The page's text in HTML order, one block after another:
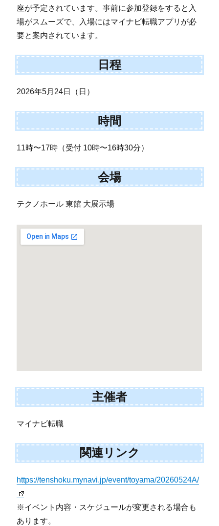
座が予定されています。事前に参加登録をすると入
場がスムーズで、入場にはマイナビ転職アプリが必
要と案内されています。
日程
2026年5月24日（日）
時間
11時〜17時（受付 10時〜16時30分）
会場
テクノホール 東館 大展示場
主催者
マイナビ転職
関連リンク
https://tenshoku.mynavi.jp/event/toyama/20260524A/
※イベント内容・スケジュールが変更される場合も
あります。